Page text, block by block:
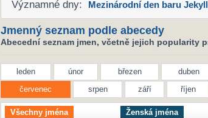
Významné dny: Mezinárodní den baru
Jmenný seznam podle abecedy
Abecední seznam jmen, včetně jejich popularity
leden únor březen duben
červenec
srpen září říjen
Všechny jména Ženská jména